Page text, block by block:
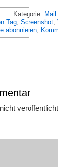
Kategorie: Mail
Tag, Screenshot,
abonnieren;